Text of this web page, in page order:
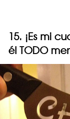
15. ¡Es mi
él TODO